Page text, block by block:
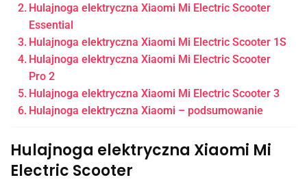
Hulajnoga elektryczna Xiaomi Mi Electric Scooter
Essential
Hulajnoga elektryczna Xiaomi Mi Electric Scooter 1S
Hulajnoga elektryczna Xiaomi Mi Electric Scooter
Pro 2
Hulajnoga elektryczna Xiaomi Mi Electric Scooter 3
Hulajnoga elektryczna Xiaomi – podsumowanie
Hulajnoga elektryczna Xiaomi Mi
Electric Scooter